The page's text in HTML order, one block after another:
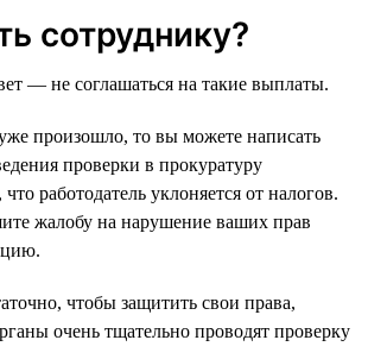
сотруднику?
— не соглашаться на такие выплаты.
произошло, то вы можете написать
проверки в прокуратуру
работодатель уклоняется от налогов.
жалобу на нарушение ваших прав
чтобы защитить свои права,
очень тщательно проводят проверку